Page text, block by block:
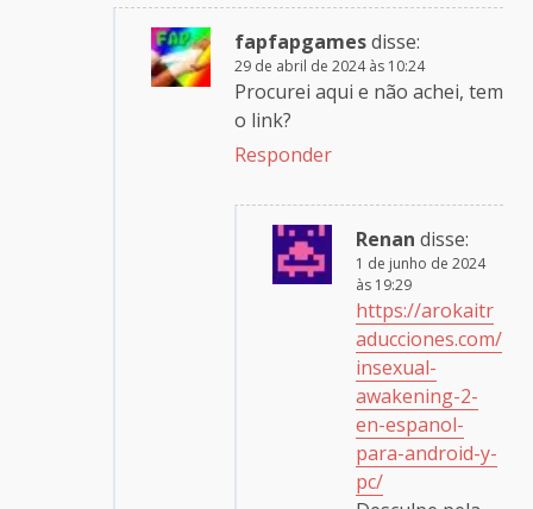
fapfapgamesdisse:
29 de abril de 2024 às 10:24
Procurei aqui e não achei, tem
o link?
Responder
Renan disse:
1 de junho de 2024
às 19:29
https://arokaitr
aducciones.com/
insexual-
awakening-2-
en-espanol-
para-android-y-
pc/